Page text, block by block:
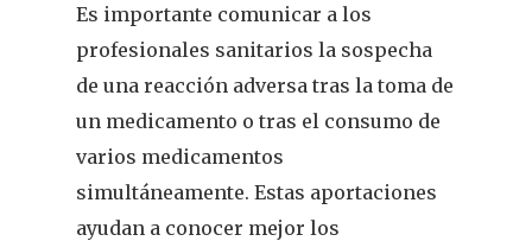
Es importante comunicar a los
profesionales sanitarios la sospecha
de una reacción adversa tras la toma de
un medicamento o tras el consumo de
varios medicamentos
simultáneamente. Estas aportaciones
ayudan a conocer mejor los